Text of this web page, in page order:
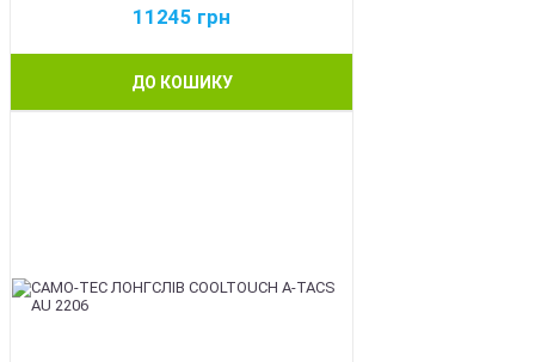
11245 грн
ДО КОШИКУ